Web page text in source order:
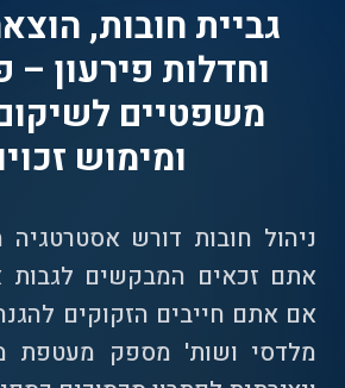
גביית חובות,
וחדלות פירעון –
משפטיים
ומימוש
ניהול חובות דורש אסטרטגיה
אתם זכאים המבקשים לגבות
אם אתם חייבים הזקוקים
מלדסי ושות' מספק מעטפת